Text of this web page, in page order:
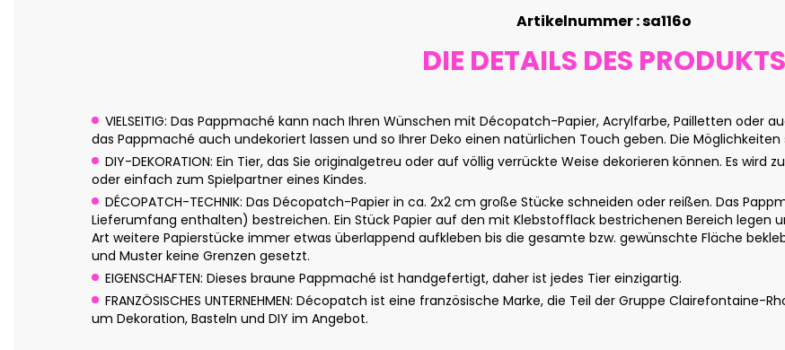
Artikelnummer : sa116o
DIE DETAILS DES PRODUKTS
VIELSEITIG: Das Pappmaché kann nach Ihren Wünschen mit Décopatch-Papier, Acrylfarbe, Pailletten oder
das Pappmaché auch undekoriert lassen und so Ihrer Deko einen natürlichen Touch geben. Die Möglichkeiten
DIY-DEKORATION: Ein Tier, das Sie originalgetreu oder auf völlig verrückte Weise dekorieren können. Es
oder einfach zum Spielpartner eines Kindes.
DÉCOPATCH-TECHNIK: Das Décopatch-Papier in ca. 2x2 cm große Stücke schneiden oder reißen. Das
Lieferumfang enthalten) bestreichen. Ein Stück Papier auf den mit Klebstofflack bestrichenen Bereich legen
Art weitere Papierstücke immer etwas überlappend aufkleben bis die gesamte bzw. gewünschte Fläche
und Muster keine Grenzen gesetzt.
EIGENSCHAFTEN: Dieses braune Pappmaché ist handgefertigt, daher ist jedes Tier einzigartig.
FRANZÖSISCHES UNTERNEHMEN: Décopatch ist eine französische Marke, die Teil der Gruppe
um Dekoration, Basteln und DIY im Angebot.